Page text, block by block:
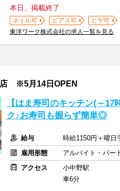
本日、掲載終了
ネイル可 ピアス可 ヒゲ可
東洋ワーク株式会社の求人一覧を見る
※5月14日OPEN
【はま寿司のキッチン(～
ク♪お寿司も握らず簡単◎
給与
時給1150円＋曜日
雇用形態
アルバイト・パー
アクセス
小中野駅
車6分